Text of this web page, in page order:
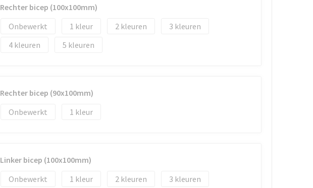
Rechter bicep (100x100mm)
Onbewerkt
1 2
3
4
5
Rechter bicep (90x100mm)
Onbewerkt
1
Linker bicep (100x100mm)
Onbewerkt
1 2
3